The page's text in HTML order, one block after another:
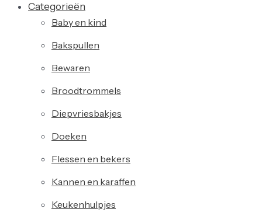
Categorieën
Baby en kind
Bakspullen
Bewaren
Broodtrommels
Diepvriesbakjes
Doeken
Flessen en bekers
Kannen en karaffen
Keukenhulpjes